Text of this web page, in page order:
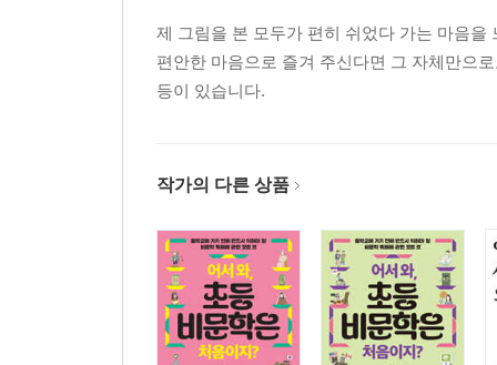
제 그림을 본 모두가 편히 쉬었다 가는 마음을
편안한 마음으로 즐겨 주신다면 그 자체만으
등이 있습니다.
작가의 다른 상품